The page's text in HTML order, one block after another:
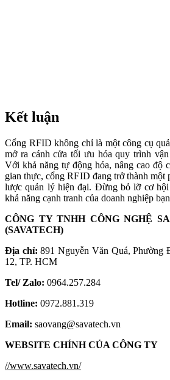
Kết luận
Cổng RFID không chỉ là một công cụ
mở ra cánh cửa tối ưu hóa quy trình
Với khả năng tự động hóa, nâng cao độ
gian thực, cổng RFID đang trở thành một
lược quản lý hiện đại. Đừng bỏ lỡ cơ hội
khả năng cạnh tranh của doanh nghiệp
CÔNG TY TNHH CÔNG NGHỆ
(SAVATECH)
Địa chỉ: 891 Nguyễn Văn Quá, Phường
12, TP. HCM
Tel/ Zalo: 0964.257.284
Hotline: 0972.881.319
Email: saovang@savatech.vn
WEBSITE CHÍNH CỦA CÔNG TY
//www.savatech.vn/